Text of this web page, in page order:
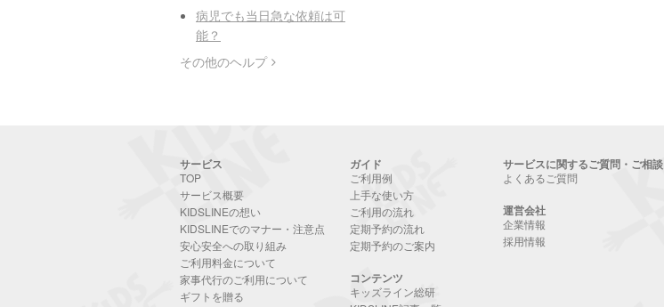
病児でも当日急な依頼は可
能？
その他のヘルプ
サービス
TOP
サービス概要
KIDSLINEの想い
KIDSLINEでのマナー・注意点
安心安全への取り組み
ご利用料金について
家事代行のご利用について
ギフトを贈る
ガイド
ご利用例
上手な使い方
ご利用の流れ
定期予約の流れ
定期予約のご案内
コンテンツ
キッズライン総研
サービスに関するご質問・ご相談
よくあるご質問
運営会社
企業情報
採用情報